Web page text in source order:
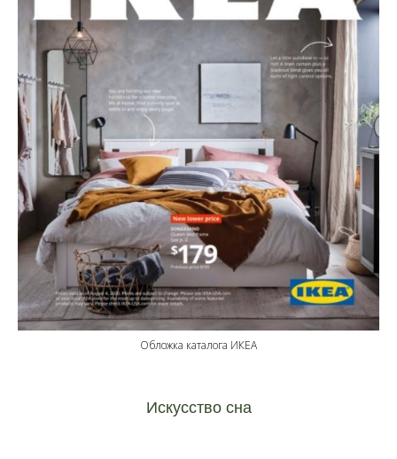
Обложка каталога ИКЕА
Искусство сна